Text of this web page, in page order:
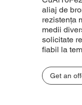
aliaj de
rezistența
medii
solicitate
fiabil la
Get an